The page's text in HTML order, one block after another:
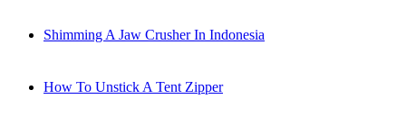
Shimming A Jaw Crusher In Indonesia
How To Unstick A Tent Zipper